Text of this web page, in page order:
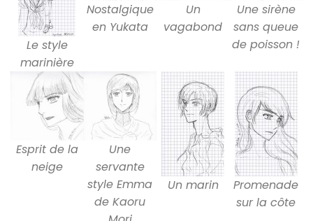
Le style
marinière
Nostalgique
en Yukata
Un
vagabond
Une sirène
sans queue
de poisson !
Esprit de la
neige
Une
servante
style Emma
de Kaoru
Un marin
Promenade
sur la côte